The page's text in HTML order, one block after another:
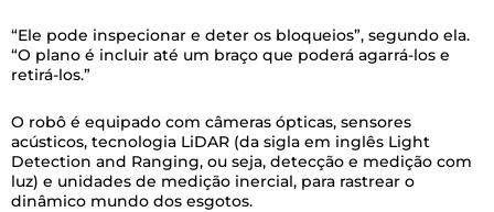
“Ele pode inspecionar e deter os bloqueios”, segundo ela.
“O plano é incluir até um braço que poderá agarrá-los e
retirá-los.”
O robô é equipado com câmeras ópticas, sensores
acústicos, tecnologia LiDAR (da sigla em inglês Light
Detection and Ranging, ou seja, detecção e medição com
luz) e unidades de medição inercial, para rastrear o
dinâmico mundo dos esgotos.